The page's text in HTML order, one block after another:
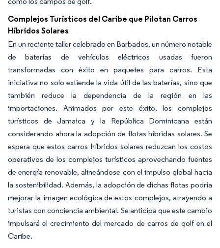
Complejos Turísticos del Caribe que Pilotan Carros
Híbridos Solares
En un reciente taller celebrado en Barbados, un número notable
de baterías de vehículos eléctricos usadas fueron
transformadas con éxito en paquetes para carros. Esta
iniciativa no solo extiende la vida útil de las baterías, sino que
también reduce la dependencia de la región en las
importaciones. Animados por este éxito, los complejos
turísticos de Jamaica y la República Dominicana están
considerando ahora la adopción de flotas híbridas solares. Se
espera que estos carros híbridos solares reduzcan los costos
operativos de los complejos turísticos aprovechando fuentes
de energía renovable, alineándose con el impulso global hacia
la sostenibilidad. Además, la adopción de dichas flotas podría
mejorar la imagen ecológica de estos complejos, atrayendo a
turistas con conciencia ambiental. Se anticipa que este cambio
impulsará el crecimiento del mercado de carros de golf en el
Caribe.